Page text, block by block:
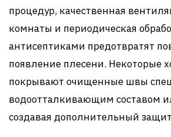
процедур, качественная
комнаты и периодическая
антисептиками предотвратят
появление плесени. Некоторые
покрывают очищенные швы
водоотталкивающим составом
создавая дополнительный